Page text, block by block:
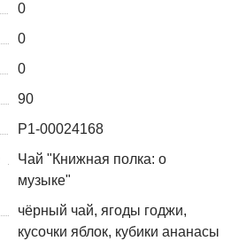
0
0
0
90
Р1-00024168
Чай "Книжная полка: о
музыке"
чёрный чай, ягоды годжи,
кусочки яблок, кубики ананасы